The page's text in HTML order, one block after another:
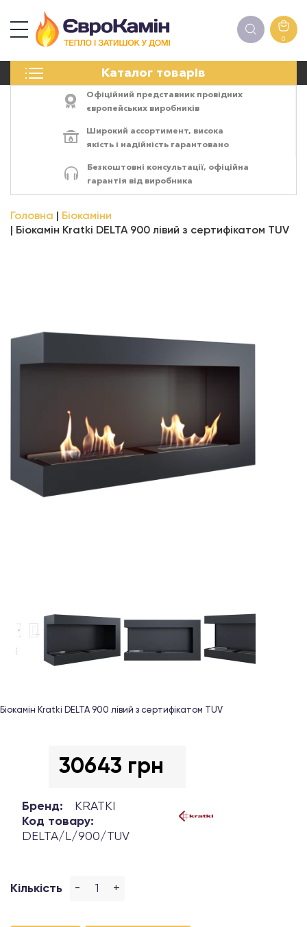
0
Каталог товарів
ПЕЧІ
ЕЛЕКТРОКАМІНИ
АКСЕСУАРИ
Офіційний представник провідних
європейських виробників
Широкий ассортимент, висока
якість і надійність гарантовано
Безкоштовні консультації, офіційна
гарантія від виробника
Головна
Біокаміни
Біокамін Kratki DELTA 900 лівий з сертифікатом TUV
Біокамін Kratki DELTA 900 лівий з сертифікатом TUV
30643 грн
Бренд:
KRATKI
Код товару:
DELTA/L/900/TUV
Кількість - +